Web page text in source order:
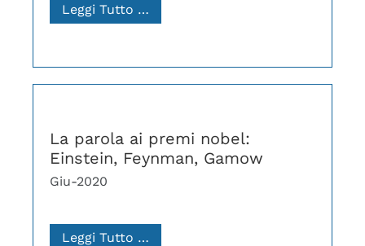
Leggi Tutto …
La parola ai premi nobel:
Einstein, Feynman, Gamow
Giu-2020
Leggi Tutto …